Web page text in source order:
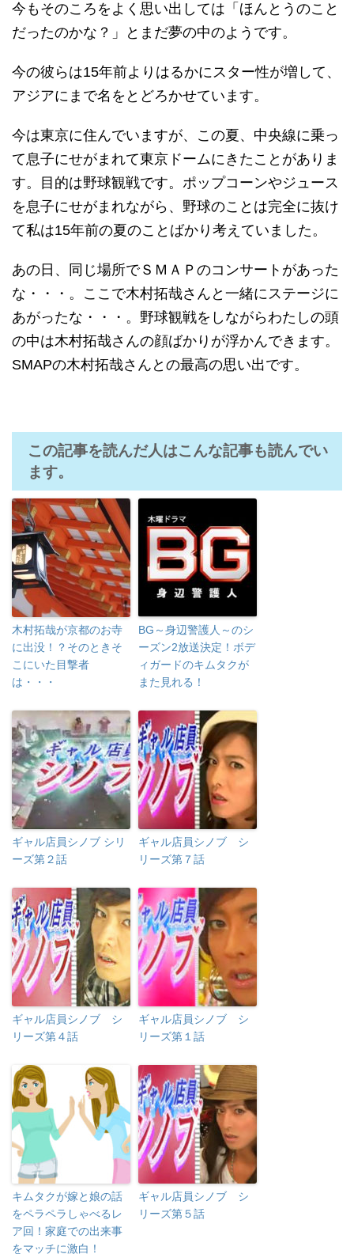
今もそのころをよく思い出しては「ほんとうのこと
だったのかな？」とまだ夢の中のようです。
今の彼らは15年前よりはるかにスター性が増して、
アジアにまで名をとどろかせています。
今は東京に住んでいますが、この夏、中央線に乗っ
て息子にせがまれて東京ドームにきたことがありま
す。目的は野球観戦です。ポップコーンやジュース
を息子にせがまれながら、野球のことは完全に抜け
て私は15年前の夏のことばかり考えていました。
あの日、同じ場所でＳＭＡＰのコンサートがあった
な・・・。ここで木村拓哉さんと一緒にステージに
あがったな・・・。野球観戦をしながらわたしの頭
の中は木村拓哉さんの顔ばかりが浮かんできます。
SMAPの木村拓哉さんとの最高の思い出です。
この記事を読んだ人はこんな記事も読んでい
ます。
木村拓哉が京都のお寺
に出没！？そのときそ
こにいた目撃者
は・・・
BG～身辺警護人～のシ
ーズン2放送決定！ボデ
ィガードのキムタクが
また見れる！
ギャル店員シノブ シリ
ーズ第２話
ギャル店員シノブ シ
リーズ第７話
ギャル店員シノブ シ
リーズ第４話
ギャル店員シノブ シ
リーズ第１話
キムタクが嫁と娘の話
をペラペラしゃべるレ
ア回！家庭での出来事
をマッチに激白！
ギャル店員シノブ シ
リーズ第５話